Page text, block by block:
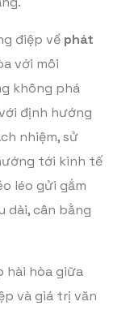
điệp về phát
với môi
không phá
định hướng
nhiệm, sử
tới kinh tế
léo gửi gắm
dài, cân bằng
hài hòa giữa
và giá trị văn